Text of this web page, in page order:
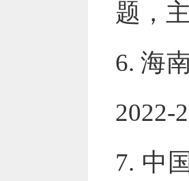
题，
6.海
2022-
7. 中